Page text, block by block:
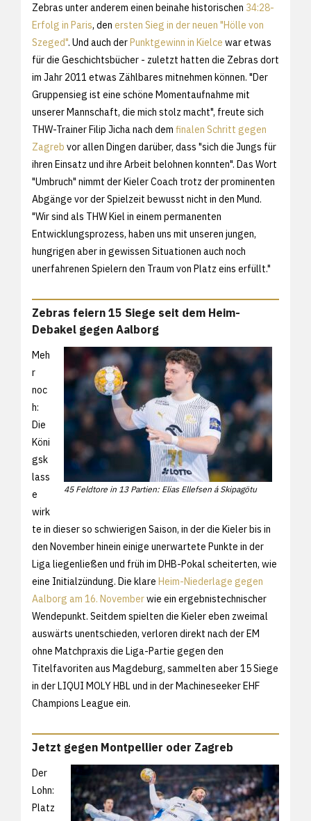
Zebras unter anderem einen beinahe historischen 34:28-
Erfolg in Paris, den ersten Sieg in der neuen "Hölle von
Szeged". Und auch derPunktgewinn in Kielce war etwas
für die Geschichtsbücher - zuletzt hatten die Zebras dort
im Jahr 2011 etwas Zählbares mitnehmen können. "Der
Gruppensieg ist eine schöne Momentaufnahme mit
unserer Mannschaft, die mich stolz macht", freute sich
THW-Trainer Filip Jicha nach dem finalen Schritt gegen
Zagreb vor allen Dingen darüber, dass "sich die Jungs für
ihren Einsatz und ihre Arbeit belohnen konnten". Das Wort
"Umbruch" nimmt der Kieler Coach trotz der prominenten
Abgänge vor der Spielzeit bewusst nicht in den Mund.
"Wir sind als THW Kiel in einem permanenten
Entwicklungsprozess, haben uns mit unseren jungen,
hungrigen aber in gewissen Situationen auch noch
unerfahrenen Spielern den Traum von Platz eins erfüllt."
Zebras feiern 15 Siege seit dem Heim-
Debakel gegen Aalborg
45 Feldtore in 13 Partien: Elias Ellefsen á Skipagötu
Meh
r
noc
h:
Die
Köni
gsk
lass
e
wirk
te in dieser so schwierigen Saison, in der die Kieler bis in
den November hinein einige unerwartete Punkte in der
Liga liegenließen und früh im DHB-Pokal scheiterten, wie
eine Initialzündung. Die klare Heim-Niederlage gegen
Aalborg am 16. Novemberwie ein ergebnistechnischer
Wendepunkt. Seitdem spielten die Kieler eben zweimal
auswärts unentschieden, verloren direkt nach der EM
ohne Matchpraxis die Liga-Partie gegen den
Titelfavoriten aus Magdeburg, sammelten aber 15 Siege
in der LIQUI MOLY HBL und in der Machineseeker EHF
Champions League ein.
Jetzt gegen Montpellier oder Zagreb
Der
Lohn:
Platz